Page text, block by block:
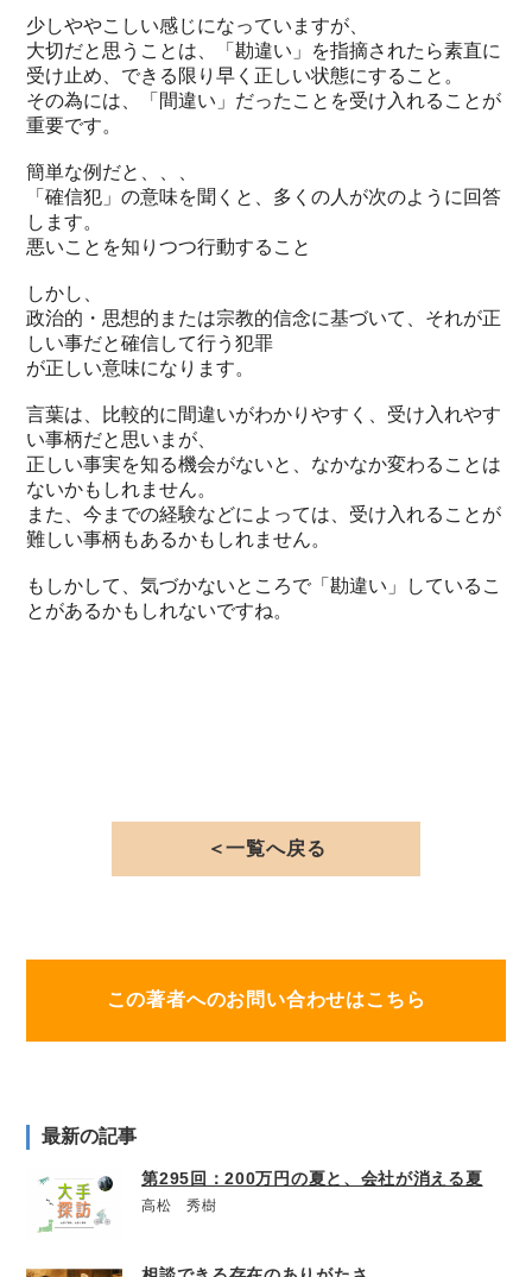
少しややこしい感じになっていますが、
大切だと思うことは、「勘違い」を指摘されたら素直に
受け止め、できる限り早く正しい状態にすること。
その為には、「間違い」だったことを受け入れることが
重要です。
簡単な例だと、、、
「確信犯」の意味を聞くと、多くの人が次のように回答
します。
悪いことを知りつつ行動すること
しかし、
政治的・思想的または宗教的信念に基づいて、それが正
しい事だと確信して行う犯罪
が正しい意味になります。
言葉は、比較的に間違いがわかりやすく、受け入れやす
い事柄だと思いまが、
正しい事実を知る機会がないと、なかなか変わることは
ないかもしれません。
また、今までの経験などによっては、受け入れることが
難しい事柄もあるかもしれません。
もしかして、気づかないところで「勘違い」しているこ
とがあるかもしれないですね。
＜一覧へ戻る
この著者へのお問い合わせはこちら
最新の記事
第295回：200万円の夏と、会社が消える夏
高松 秀樹